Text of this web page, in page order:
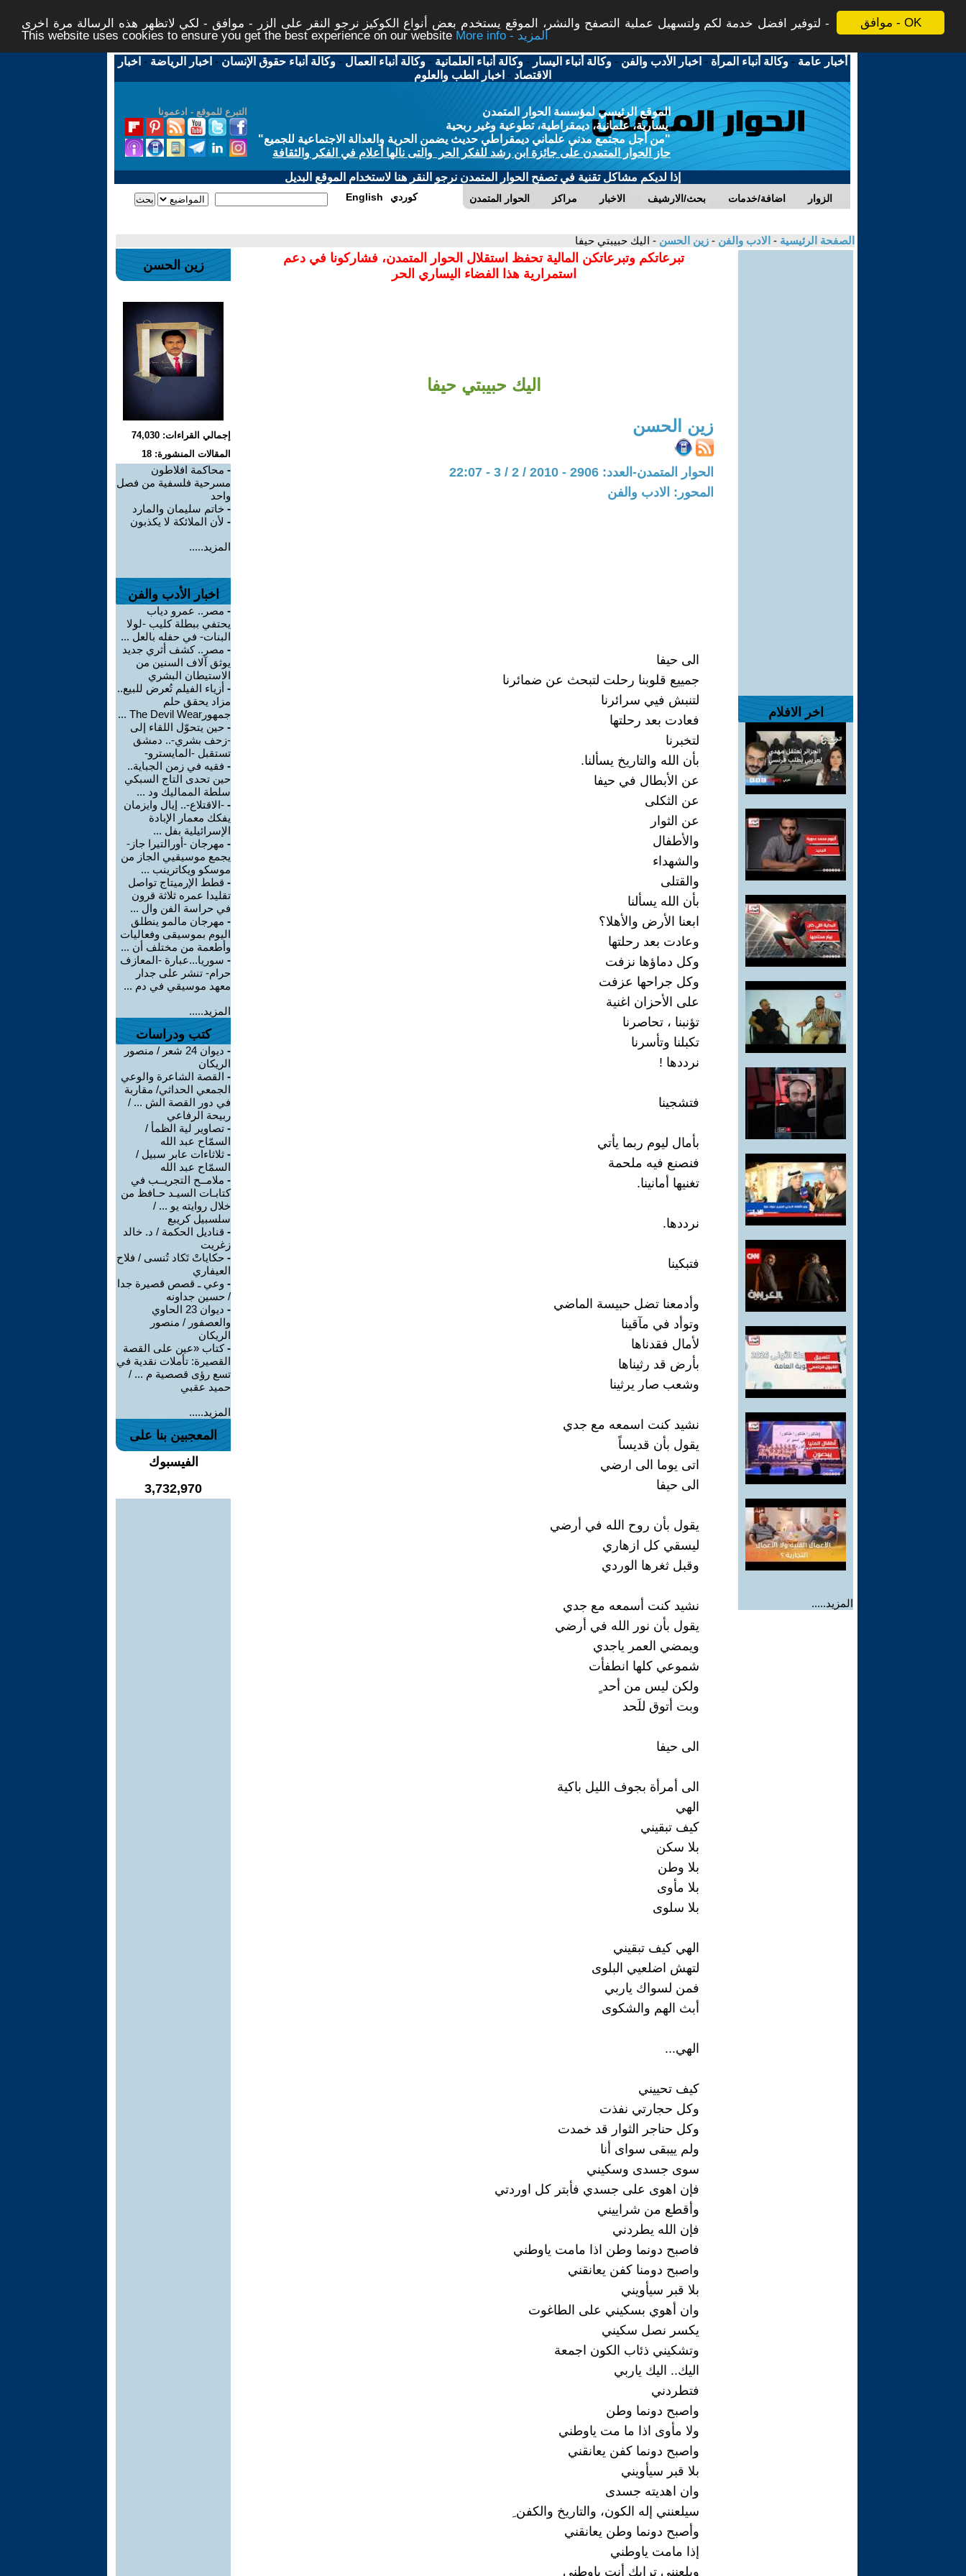
موافق - OK
لتوفير افضل خدمة لكم ولتسهيل عملية التصفح والنشر، الموقع يستخدم بعض أنواع الكوكيز نرجو النقر على الزر - موافق - لكي لاتظهر هذه الرسالة مرة اخرى -
This website uses cookies to ensure you get the best experience on our website
More info - المزيد
أخبار عامة -وكالة أنباء المرأة - اخبار الأدب والفن -وكالة أنباء اليسار -وكالة أنباء العلمانية -وكالة أنباء العمال -وكالة أنباء حقوق الإنسان - اخبار الرياضة - اخبار
الاقتصاد - اخبار الطب والعلوم
التبرع للموقع - ادعمونا
الموقع الرئيسي لمؤسسة الحوار المتمدن
يسارية، علمانية، ديمقراطية، تطوعية وغير ربحية
"من أجل مجتمع مدني علماني ديمقراطي حديث يضمن الحرية والعدالة الاجتماعية للجميع"
حاز الحوار المتمدن على جائزة ابن رشد للفكر الحر والتى نالها أعلام في الفكر والثقافة
إذا لديكم مشاكل تقنية في تصفح الحوار المتمدن نرجو النقر هنا لاستخدام الموقع البديل
الحوار المتمدن مراكز الاخبار بحث/الارشيف اضافة/خدمات الزوار English كوردي
الصفحة الرئيسية - الادب والفن - زين الحسن - اليك حبيبتي حيفا
اخر الافلام
المزيد.....
تبرعاتكم وتبرعاتكن المالية تحفظ استقلال الحوار المتمدن، فشاركونا في دعم
استمرارية هذا الفضاء اليساري الحر
اليك حبيبتي حيفا
زين الحسن
الحوار المتمدن-العدد: 2906 - 2010 / 2 / 3 - 22:07
المحور: الادب والفن
الى حيفا
جمييع قلوبنا رحلت لتبحث عن ضمائرنا
لتنبش فيي سرائرنا
فعادت بعد رحلتها
لتخبرنا
بأن الله والتاريخ يسألنا.
عن الأبطال في حيفا
عن الثكلى
عن الثوار
والأطفال
والشهداء
والقتلى
بأن الله يسألنا
ابعنا الأرض والأهلا؟
وعادت بعد رحلتها
وكل دماؤها نزفت
وكل جراحها عزفت
على الأحزان اغنية
تؤنبنا ، تحاصرنا
تكبلنا وتأسرنا
نرددها !
فتشجينا
بأمال ليوم ربما يأتي
فنصنع فيه ملحمة
تغنيها أمانينا.
نرددها.
فتبكينا
وأدمعنا تضل حبيسة الماضي
وتوأد في مآقينا
لأمال فقدناها
بأرض قد رثيناها
وشعب صار يرثينا
نشيد كنت اسمعه مع جدي
يقول بأن قديساً
اتى يوما الى ارضي
الى حيفا
يقول بأن روح الله في أرضي
ليسقي كل ازهاري
وقبل ثغرها الوردي
نشيد كنت أسمعه مع جدي
يقول بأن نور الله في أرضي
ويمضي العمر ياجدي
شموعي كلها انطفأت
ولكن ليس من أحد ٍ
وبت أتوق للَحد
الى حيفا
الى أمرأة بجوف الليل باكية
الهي
كيف تبقيني
بلا سكن
بلا وطن
بلا مأوى
بلا سلوى
الهي كيف تبقيني
لتهش اضلعيي البلوى
فمن لسواك ياربي
أبث الهم والشكوى
الهي...
كيف تحييني
وكل حجارتي نفذت
وكل حناجر الثوار قد خمدت
ولم ييبقى سواى أنا
سوى جسدى وسكيني
فإن اهوى على جسدي فأبتر كل اوردتي
وأقطع من شراييني
فإن الله يطردني
فاصبح دونما وطن اذا مامت ياوطني
واصبح دومنا كفن يعانقني
بلا قبر سيأويني
وان أهوي بسكيني على الطاغوت
يكسر نصل سكيني
وتشكيني ذئاب الكون اجمعة
اليك.. اليك ياربي
فتطردني
واصبح دونما وطن
ولا مأوى اذا ما مت ياوطني
واصبح دونما كفن يعانقني
بلا قبر سيأويني
وان اهديته جسدى
سيلعنني إله الكون، والتاريخ والكفن ِ
وأصبح دونما وطن يعانقني
إذا مامت ياوطني
ويلعنني ترابك أنت ياوطني
زين الحسن
إجمالي القراءات: 74,030
المقالات المنشورة: 18
- محاكمة افلاطون
مسرحية فلسفية من فصل
واحد
- خاتم سليمان والمارد
- لأن الملائكة لا يكذبون
المزيد.....
اخبار الأدب والفن
- مصر.. عمرو دياب
يحتفي ببطلة كليب -لولا
البنات- في حفله بالعل ...
- مصر.. كشف أثري جديد
يوثق آلاف السنين من
الاستيطان البشري
- أزياء الفيلم تُعرض للبيع..
مزاد يحقق حلم
جمهورThe Devil Wear ...
- حين يتحوّل اللقاء إلى
-زحف بشري-.. دمشق
تستقبل -المايسترو-
- فقيه في زمن الجباية..
حين تحدى التاج السبكي
سلطة المماليك ود ...
- -الاقتلاع-.. إيال وايزمان
يفكك معمار الإبادة
الإسرائيلية بفل ...
- مهرجان -أورالتيرا جاز-
يجمع موسيقيي الجاز من
موسكو ويكاترينب ...
- قطط الإرميتاج تواصل
تقليدا عمره ثلاثة قرون
في حراسة الفن وال ...
- مهرجان مالمو ينطلق
اليوم بموسيقى وفعاليات
وأطعمة من مختلف أن ...
- سوريا...عبارة -المعازف
حرام- تنشر على جدار
معهد موسيقي في دم ...
المزيد.....
كتب ودراسات
-
ديوان 24 شعر / منصور
الريكان
- القصة الشاعرة والوعي
الجمعي الحداثي/ مقاربة
في دور القصة الش ... /
ربيحة الرفاعي
- تصاوير لية الظمأ /
السمّاح عبد الله
- ثلاثاءات عابر سبيل /
السمّاح عبد الله
- ملامــح التجريــب في
كتابـات السيـد حـافظ من
خلال روايته يو ... /
سلسبيل كريبع
- قناديل الحكمة / د. خالد
زغريت
- حكاياتْ تَكاد تُنسى / فلاح
العيفاري
- وعي ـ قصص قصيرة جدا
/ حسين جداونه
-
ديوان 23 الحاوي
والعصفور / منصور
الريكان
-كتاب «عين على القصة
القصيرة: تأملات نقدية في
تسع رؤى قصصية م ... /
حميد عقبي
المزيد.....
المعجبين بنا على
الفيسبوك
3,732,970